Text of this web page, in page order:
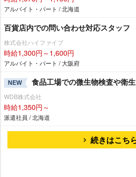
アルバイト・パート / 北海道
百貨店内での問い合わせ対応スタッフ
株式会社ハイファイブ
時給1,300円～1,600円
アルバイト・パート / 大阪府
NEW 食品工場での微生物検査や衛
WDB株式会社
時給1,350円～
派遣社員 / 北海道
続きはこち